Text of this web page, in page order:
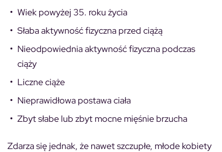
Wiek powyżej 35. roku życia
Słaba aktywność fizyczna przed ciążą
Nieodpowiednia aktywność fizyczna podczas
ciąży
Liczne ciąże
Nieprawidłowa postawa ciała
Zbyt słabe lub zbyt mocne mięśnie brzucha
Zdarza się jednak, że nawet szczupłe, młode kobiety